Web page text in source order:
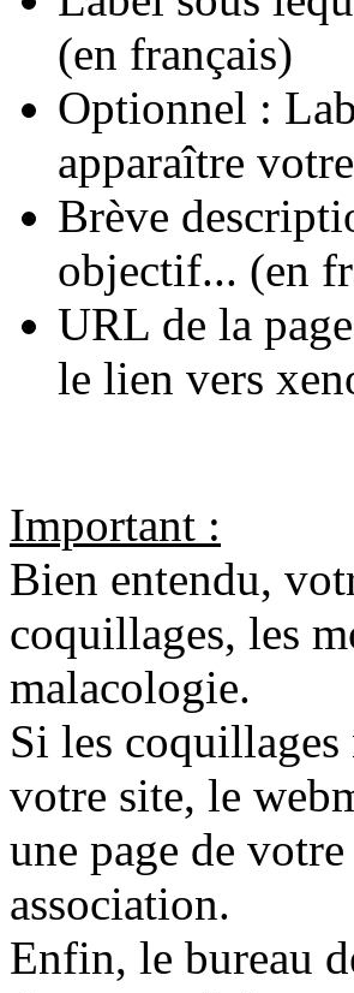
(en français)
Optionnel :
apparaître
Brève
objectif... (en
URL de la
le lien vers
Important :
Bien entendu,
coquillages, les
malacologie.
Si les
votre site, le
une page de
association.
Enfin, le bureau